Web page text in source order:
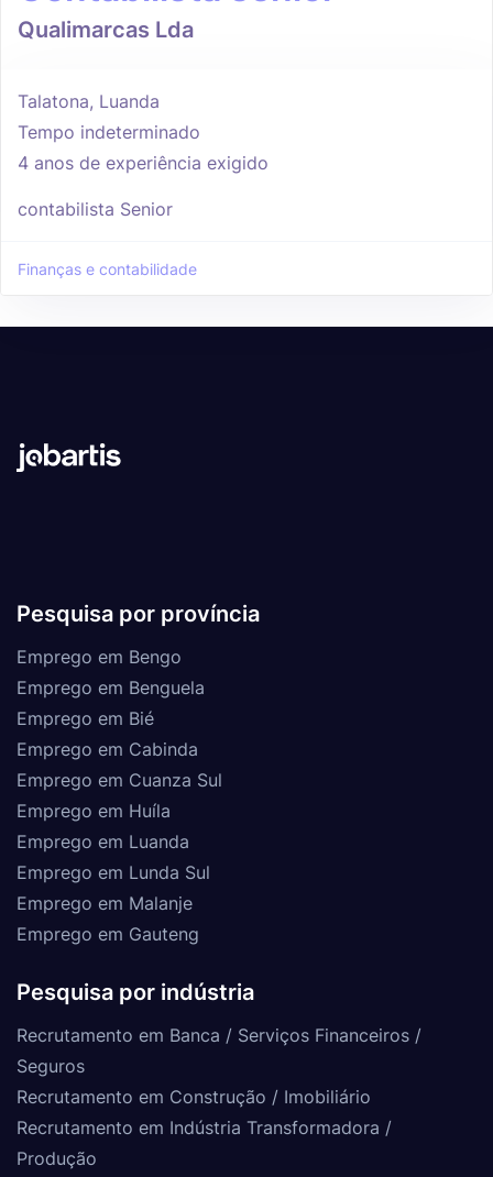
Qualimarcas Lda
Talatona, Luanda
Tempo indeterminado
4 anos de experiência exigido
contabilista Senior
Finanças e contabilidade
Pesquisa por província
Emprego em Bengo
Emprego em Benguela
Emprego em Bié
Emprego em Cabinda
Emprego em Cuanza Sul
Emprego em Huíla
Emprego em Luanda
Emprego em Lunda Sul
Emprego em Malanje
Emprego em Gauteng
Pesquisa por indústria
Recrutamento em Banca / Serviços Financeiros /
Seguros
Recrutamento em Construção / Imobiliário
Recrutamento em Indústria Transformadora /
Produção